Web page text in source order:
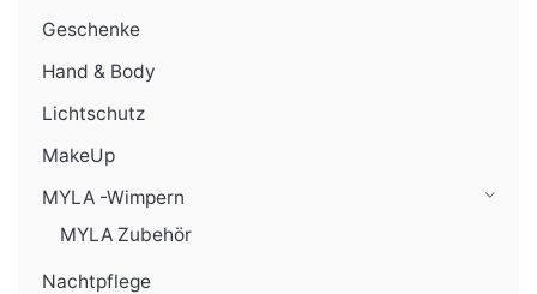
Geschenke
Hand & Body
Lichtschutz
MakeUp
MYLA -Wimpern
MYLA Zubehör
Nachtpflege